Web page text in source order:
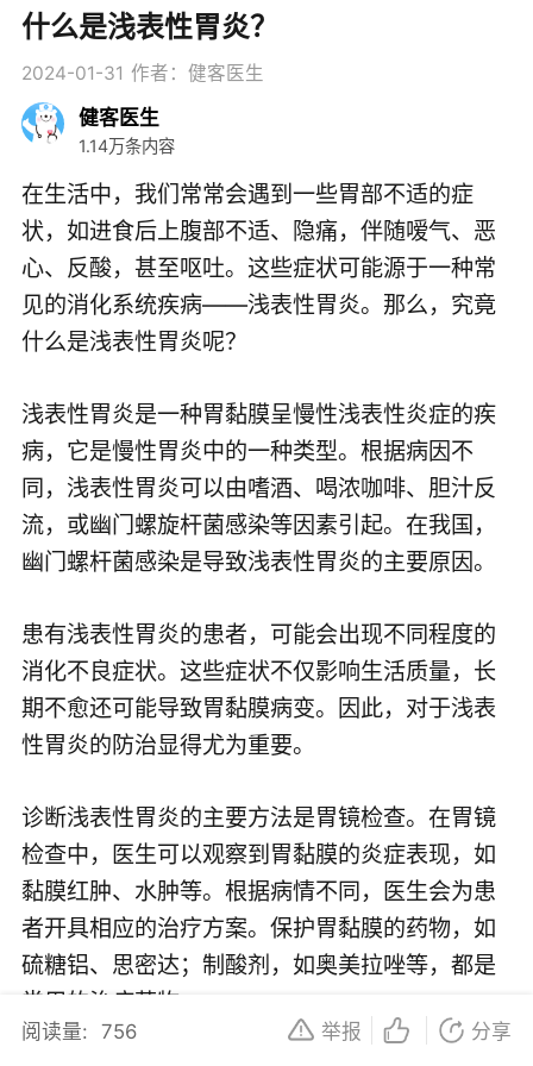
什么是浅表性胃炎？
2024-01-31 作者：健客医生
健客医生
1.14万条内容
在生活中，我们常常会遇到一些胃部不适的症
状，如进食后上腹部不适、隐痛，伴随嗳气、恶
心、反酸，甚至呕吐。这些症状可能源于一种常
见的消化系统疾病——浅表性胃炎。那么，究竟
什么是浅表性胃炎呢？
浅表性胃炎是一种胃黏膜呈慢性浅表性炎症的疾
病，它是慢性胃炎中的一种类型。根据病因不
同，浅表性胃炎可以由嗜酒、喝浓咖啡、胆汁反
流，或幽门螺旋杆菌感染等因素引起。在我国，
幽门螺杆菌感染是导致浅表性胃炎的主要原因。
患有浅表性胃炎的患者，可能会出现不同程度的
消化不良症状。这些症状不仅影响生活质量，长
期不愈还可能导致胃黏膜病变。因此，对于浅表
性胃炎的防治显得尤为重要。
诊断浅表性胃炎的主要方法是胃镜检查。在胃镜
检查中，医生可以观察到胃黏膜的炎症表现，如
黏膜红肿、水肿等。根据病情不同，医生会为患
者开具相应的治疗方案。保护胃黏膜的药物，如
硫糖铝、思密达；制酸剂，如奥美拉唑等，都是
常用的治疗药物。
阅读量: 756 举报 分享